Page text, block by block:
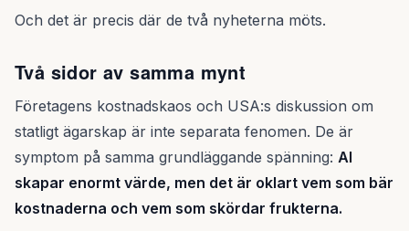
Och det är precis där de två nyheterna möts.
Två sidor av samma mynt
Företagens kostnadskaos och USA:s diskussion om
statligt ägarskap är inte separata fenomen. De är
symptom på samma grundläggande spänning: AI
skapar enormt värde, men det är oklart vem som bär
kostnaderna och vem som skördar frukterna.